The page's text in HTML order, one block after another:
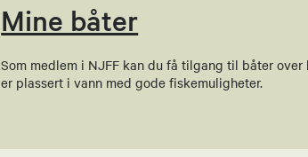
Mine båter
Som medlem i NJFF kan du få tilgang til båter
er plassert i vann med gode fiskemuligheter.